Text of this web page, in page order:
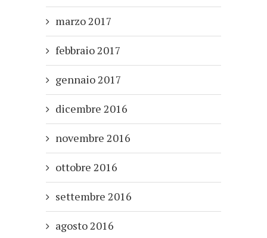
marzo 2017
febbraio 2017
gennaio 2017
dicembre 2016
novembre 2016
ottobre 2016
settembre 2016
agosto 2016